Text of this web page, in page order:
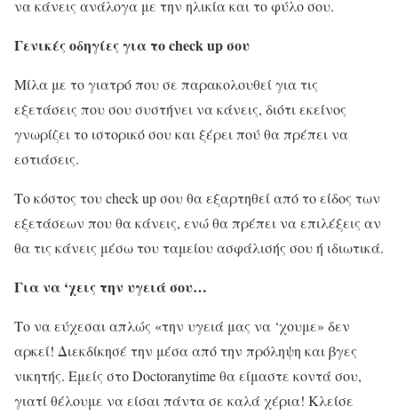
να κάνεις ανάλογα με την ηλικία και το φύλο σου.
Γενικές οδηγίες για το check up σου
Μίλα με το γιατρό που σε παρακολουθεί για τις
εξετάσεις που σου συστήνει να κάνεις, διότι εκείνος
γνωρίζει το ιστορικό σου και ξέρει πού θα πρέπει να
εστιάσεις.
Το κόστος του check up σου θα εξαρτηθεί από το είδος των
εξετάσεων που θα κάνεις, ενώ θα πρέπει να επιλέξεις αν
θα τις κάνεις μέσω του ταμείου ασφάλισής σου ή ιδιωτικά.
Για να ‘χεις την υγειά σου…
Το να εύχεσαι απλώς «την υγειά μας να ‘χουμε» δεν
αρκεί! Διεκδίκησέ την μέσα από την πρόληψη και βγες
νικητής. Εμείς στο Doctoranytime θα είμαστε κοντά σου,
γιατί θέλουμε να είσαι πάντα σε καλά χέρια! Κλείσε